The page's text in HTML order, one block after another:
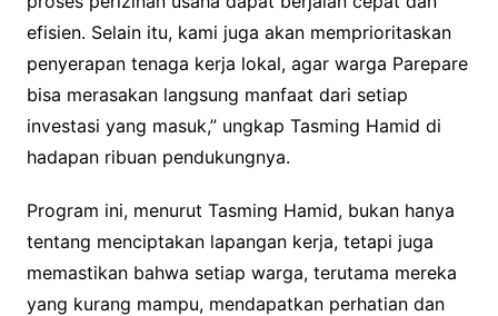
efisien. Selain itu, kami juga akan memprioritaskan
penyerapan tenaga kerja lokal, agar warga Parepare
bisa merasakan langsung manfaat dari setiap
investasi yang masuk,” ungkap Tasming Hamid di
hadapan ribuan pendukungnya.
Program ini, menurut Tasming Hamid, bukan hanya
tentang menciptakan lapangan kerja, tetapi juga
memastikan bahwa setiap warga, terutama mereka
yang kurang mampu, mendapatkan perhatian dan